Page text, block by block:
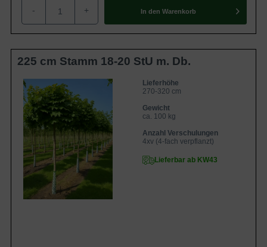
- + In den Warenkorb
225 cm Stamm 18-20 StU m. Db.
Lieferhöhe
270-320 cm
Gewicht
ca. 100 kg
Anzahl Verschulungen
4xv (4-fach verpflanzt)
Lieferbar ab KW43